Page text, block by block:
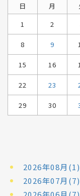
日 月
1
2
8 9
15 16
22 23
29 30
2026年08月(1)
2026年07月(7)